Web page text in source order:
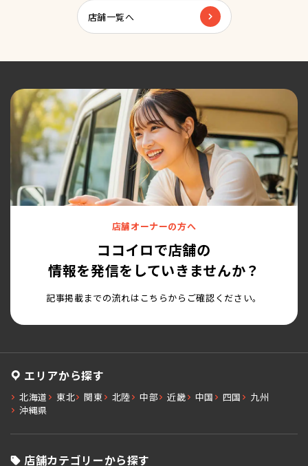
店舗一覧へ
店舗オーナーの方へ
ココイロで店舗の
情報を発信をしていきませんか？
記事掲載までの流れはこちらからご確認ください。
エリアから探す
北海道 東北 関東 北陸 中部 近畿 中国 四国
九州
沖縄県
店舗カテゴリーから探す